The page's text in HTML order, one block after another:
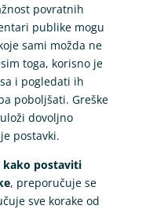
povratnih
publike mogu
sami možda ne
toga, korisno je
i pogledati ih
poboljšati. Greške
dovoljno
postavki.
kako postaviti
, preporučuje se
sve korake od